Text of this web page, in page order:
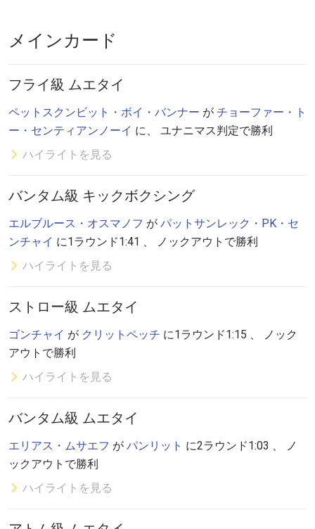
メインカード
フライ級 ムエタイ
ペットスクンビット・ボイ・バンナー が チョーファー・ト
ー・センティアンノーイ に、 ユナニマス判定で勝利
ハイライトを見る
バンタム級 キックボクシング
エルブルース・オスマノフ が パットサンレック・PK・セ
ンチャイ に1ラウンド1:41 、 ノックアウトで勝利
ハイライトを見る
ストロー級 ムエタイ
ゴンチャイ が クリットペッチ に1ラウンド1:15 、 ノック
アウトで勝利
ハイライトを見る
バンタム級 ムエタイ
エリアス・ムサエフ が パンリット に2ラウンド1:03 、 ノ
ックアウトで勝利
ハイライトを見る